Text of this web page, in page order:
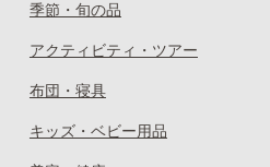
季節・旬の品
アクティビティ・ツアー
布団・寝具
キッズ・ベビー用品